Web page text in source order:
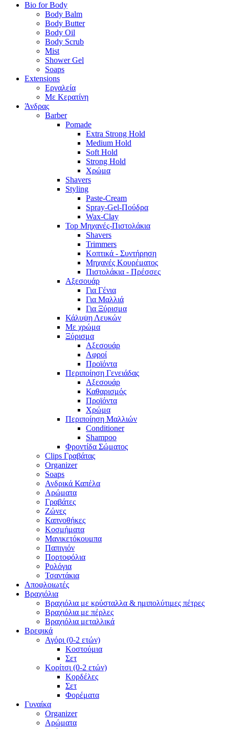
Bio for Body
Body Balm
Body Butter
Body Oil
Body Scrub
Mist
Shower Gel
Soaps
Extensions
Εργαλεία
Με Κερατίνη
Άνδρας
Barber
Pomade
Extra Strong Hold
Medium Hold
Soft Hold
Strong Hold
Χρώμα
Shavers
Styling
Paste-Cream
Spray-Gel-Πούδρα
Wax-Clay
Top Μηχανές-Πιστολάκια
Shavers
Trimmers
Κοπτικά - Συντήρηση
Μηχανές Κουρέματος
Πιστολάκια - Πρέσσες
Αξεσουάρ
Για Γένια
Για Μαλλιά
Για Ξύρισμα
Κάλυψη Λευκών
Με χρώμα
Ξύρισμα
Αξεσουάρ
Αφροί
Προϊόντα
Περιποίηση Γενειάδας
Αξεσουάρ
Καθαρισμός
Προϊόντα
Χρώμα
Περιποίηση Μαλλιών
Conditioner
Shampoo
Φροντίδα Σώματος
Clips Γραβάτας
Organizer
Soaps
Ανδρικά Καπέλα
Αρώματα
Γραβάτες
Ζώνες
Καπνοθήκες
Κοσμήματα
Μανικετόκουμπα
Παπιγιόν
Πορτοφόλια
Ρολόγια
Τσαντάκια
Αποφλοιωτές
Βραχιόλια
Βραχιόλια με κρύσταλλα & ημιπολύτιμες πέτρες
Βραχιόλια με πέρλες
Βραχιόλια μεταλλικά
Βρεφικά
Αγόρι (0-2 ετών)
Κοστούμια
Σετ
Κορίτσι (0-2 ετών)
Κορδέλες
Σετ
Φορέματα
Γυναίκα
Organizer
Αρώματα